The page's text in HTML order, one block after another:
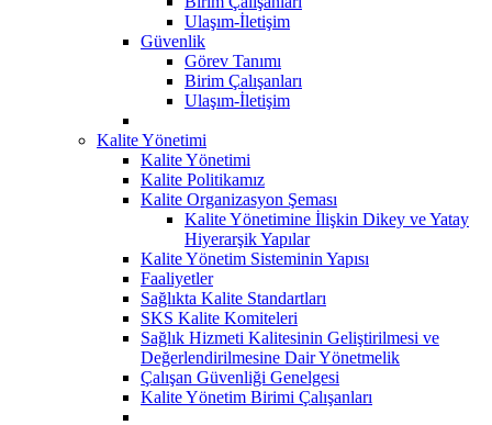
Ulaşım-İletişim
Güvenlik
Görev Tanımı
Birim Çalışanları
Ulaşım-İletişim
Kalite Yönetimi
Kalite Yönetimi
Kalite Politikamız
Kalite Organizasyon Şeması
Kalite Yönetimine İlişkin Dikey ve Yatay
Hiyerarşik Yapılar
Kalite Yönetim Sisteminin Yapısı
Faaliyetler
Sağlıkta Kalite Standartları
SKS Kalite Komiteleri
Sağlık Hizmeti Kalitesinin Geliştirilmesi ve
Değerlendirilmesine Dair Yönetmelik
Çalışan Güvenliği Genelgesi
Kalite Yönetim Birimi Çalışanları